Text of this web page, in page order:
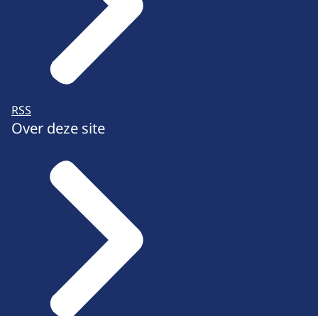
RSS
Over deze site